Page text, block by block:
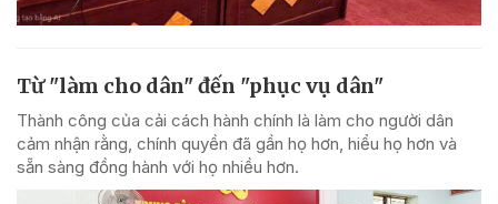
Từ "làm cho dân" đến "phục vụ dân"
Thành công của cải cách hành chính là làm cho người dân
cảm nhận rằng, chính quyền đã gần họ hơn, hiểu họ hơn và
sẵn sàng đồng hành với họ nhiều hơn.